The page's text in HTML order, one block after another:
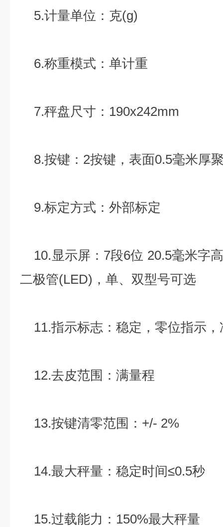
5.计量单位：克(g)
6.称重模式：单计重
7.秤盘尺寸：190x242mm
8.按键：2按键，表面0.5毫米厚
9.标定方式：外部标定
10.显示屏：7段6位 20.5毫米字
二极管(LED)，单、双型号可选
11.指示标志：稳定，零位指示，
12.去皮范围：满量程
13.按键清零范围：+/- 2%
14.最大秤量：稳定时间≤0.5秒
15.过载能力：150%最大秤量